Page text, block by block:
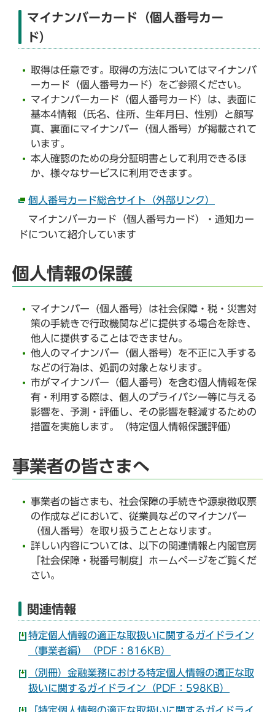
マイナンバーカード（個人番号カー
ド）
取得は任意です。取得の方法についてはマイナンバ
ーカード（個人番号カード）をご参照ください。
マイナンバーカード（個人番号カード）は、表面に
基本4情報（氏名、住所、生年月日、性別）と顔写
真、裏面にマイナンバー（個人番号）が掲載されて
います。
本人確認のための身分証明書として利用できるほ
か、様々なサービスに利用できます。
個人番号カード総合サイト（外部リンク）
マイナンバーカード（個人番号カード）・通知カー
ドについて紹介しています
個人情報の保護
マイナンバー（個人番号）は社会保障・税・災害対
策の手続きで行政機関などに提供する場合を除き、
他人に提供することはできません。
他人のマイナンバー（個人番号）を不正に入手する
などの行為は、処罰の対象となります。
市がマイナンバー（個人番号）を含む個人情報を保
有・利用する際は、個人のプライバシー等に与える
影響を、予測・評価し、その影響を軽減するための
措置を実施します。（特定個人情報保護評価）
事業者の皆さまへ
事業者の皆さまも、社会保障の手続きや源泉徴収票
の作成などにおいて、従業員などのマイナンバー
（個人番号）を取り扱うこととなります。
詳しい内容については、以下の関連情報と内閣官房
「社会保障・税番号制度」ホームページをご覧くだ
さい。
関連情報
特定個人情報の適正な取扱いに関するガイドライン
（事業者編）（PDF：816KB）
（別冊）金融業務における特定個人情報の適正な取
扱いに関するガイドライン（PDF：598KB）